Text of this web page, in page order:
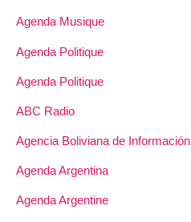
Agenda Musique
Agenda Politique
Agenda Politique
ABC Radio
Agencia Boliviana de Información
Agenda Argentina
Agenda Argentine